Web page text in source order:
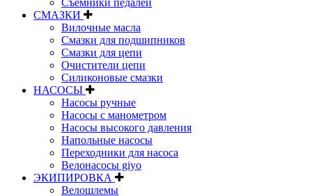
Съемники педалей
СМАЗКИ
Вилочные масла
Смазки для подшипников
Смазки для цепи
Очистители цепи
Силиконовые смазки
НАСОСЫ
Насосы ручные
Насосы с манометром
Насосы высокого давления
Напольные насосы
Переходники для насоса
Велонасосы giyo
ЭКИПИРОВКА
Велошлемы